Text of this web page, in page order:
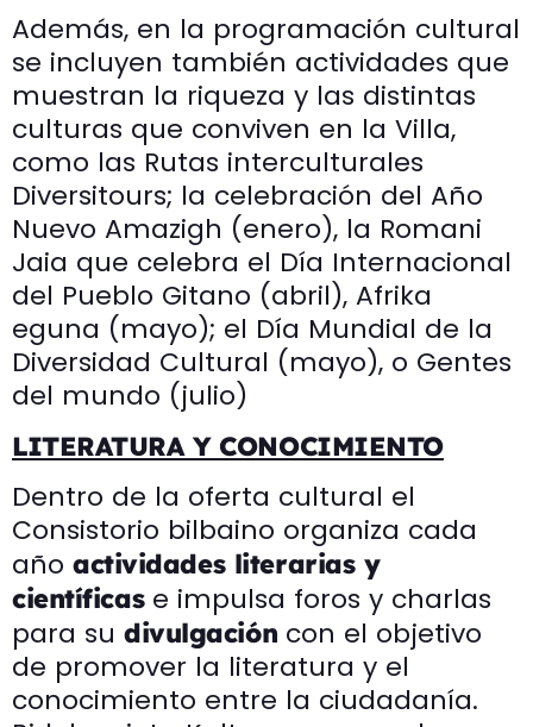
Además, en la programación cultural
se incluyen también actividades que
muestran la riqueza y las distintas
culturas que conviven en la Villa,
como las Rutas interculturales
Diversitours; la celebración del Año
Nuevo Amazigh (enero), la Romani
Jaia que celebra el Día Internacional
del Pueblo Gitano (abril), Afrika
eguna (mayo); el Día Mundial de la
Diversidad Cultural (mayo), o Gentes
del mundo (julio)
LITERATURA Y CONOCIMIENTO
Dentro de la oferta cultural el
Consistorio bilbaino organiza cada
año actividades literarias y
científicase impulsa foros y charlas
para su divulgación con el objetivo
de promover la literatura y el
conocimiento entre la ciudadanía.